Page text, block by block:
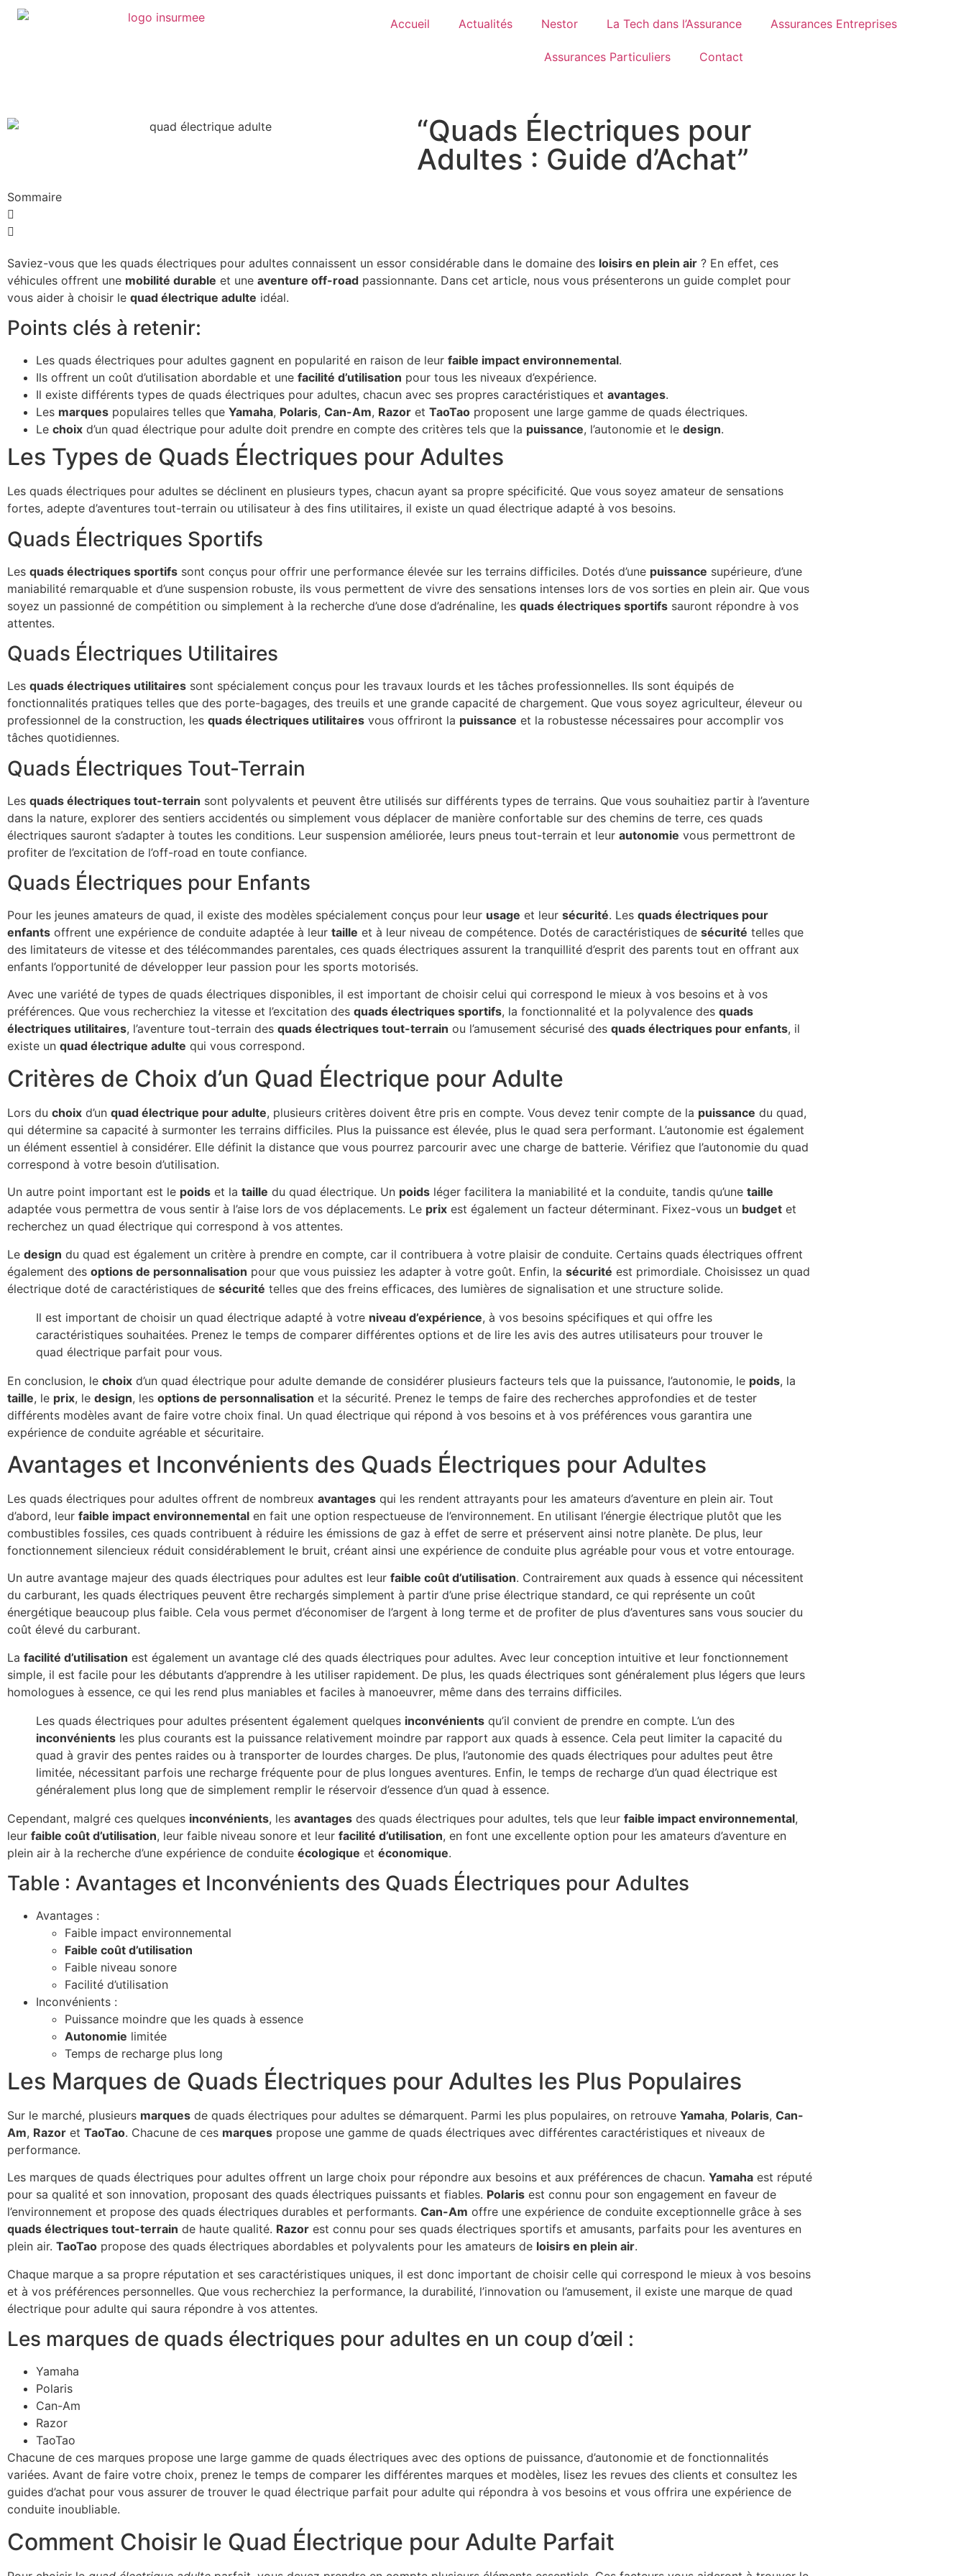
Accueil Actualités Nestor La Tech dans l’Assurance Assurances Entreprises
Assurances Particuliers Contact
“Quads Électriques pour
Adultes : Guide d’Achat”
Sommaire
Saviez-vous que les quads électriques pour adultes connaissent un essor considérable dans le domaine des loisirs en plein air ? En effet, ces
véhicules offrent une mobilité durable et une aventure off-road passionnante. Dans cet article, nous vous présenterons un guide complet pour
vous aider à choisir le quad électrique adulte idéal.
Points clés à retenir:
Les quads électriques pour adultes gagnent en popularité en raison de leur faible impact environnemental.
Ils offrent un coût d’utilisation abordable et une facilité d’utilisation pour tous les niveaux d’expérience.
Il existe différents types de quads électriques pour adultes, chacun avec ses propres caractéristiques et avantages.
Les marques populaires telles que Yamaha, Polaris, Can-Am, Razor et TaoTao proposent une large gamme de quads électriques.
Le choix d’un quad électrique pour adulte doit prendre en compte des critères tels que la puissance, l’autonomie et le design.
Les Types de Quads Électriques pour Adultes
Les quads électriques pour adultes se déclinent en plusieurs types, chacun ayant sa propre spécificité. Que vous soyez amateur de sensations
fortes, adepte d’aventures tout-terrain ou utilisateur à des fins utilitaires, il existe un quad électrique adapté à vos besoins.
Quads Électriques Sportifs
Les quads électriques sportifs sont conçus pour offrir une performance élevée sur les terrains difficiles. Dotés d’une puissance supérieure, d’une
maniabilité remarquable et d’une suspension robuste, ils vous permettent de vivre des sensations intenses lors de vos sorties en plein air. Que vous
soyez un passionné de compétition ou simplement à la recherche d’une dose d’adrénaline, les quads électriques sportifs sauront répondre à vos
attentes.
Quads Électriques Utilitaires
Les quads électriques utilitaires sont spécialement conçus pour les travaux lourds et les tâches professionnelles. Ils sont équipés de
fonctionnalités pratiques telles que des porte-bagages, des treuils et une grande capacité de chargement. Que vous soyez agriculteur, éleveur ou
professionnel de la construction, les quads électriques utilitaires vous offriront la puissance et la robustesse nécessaires pour accomplir vos
tâches quotidiennes.
Quads Électriques Tout-Terrain
Les quads électriques tout-terrain sont polyvalents et peuvent être utilisés sur différents types de terrains. Que vous souhaitiez partir à l’aventure
dans la nature, explorer des sentiers accidentés ou simplement vous déplacer de manière confortable sur des chemins de terre, ces quads
électriques sauront s’adapter à toutes les conditions. Leur suspension améliorée, leurs pneus tout-terrain et leur autonomie vous permettront de
profiter de l’excitation de l’off-road en toute confiance.
Quads Électriques pour Enfants
Pour les jeunes amateurs de quad, il existe des modèles spécialement conçus pour leur usage et leur sécurité. Les quads électriques pour
enfants offrent une expérience de conduite adaptée à leur taille et à leur niveau de compétence. Dotés de caractéristiques de sécurité telles que
des limitateurs de vitesse et des télécommandes parentales, ces quads électriques assurent la tranquillité d’esprit des parents tout en offrant aux
enfants l’opportunité de développer leur passion pour les sports motorisés.
Avec une variété de types de quads électriques disponibles, il est important de choisir celui qui correspond le mieux à vos besoins et à vos
préférences. Que vous recherchiez la vitesse et l’excitation des quads électriques sportifs, la fonctionnalité et la polyvalence des quads
électriques utilitaires, l’aventure tout-terrain des quads électriques tout-terrain ou l’amusement sécurisé des quads électriques pour enfants, il
existe un quad électrique adulte qui vous correspond.
Critères de Choix d’un Quad Électrique pour Adulte
Lors du choix d’un quad électrique pour adulte, plusieurs critères doivent être pris en compte. Vous devez tenir compte de la puissance du quad,
qui détermine sa capacité à surmonter les terrains difficiles. Plus la puissance est élevée, plus le quad sera performant. L’autonomie est également
un élément essentiel à considérer. Elle définit la distance que vous pourrez parcourir avec une charge de batterie. Vérifiez que l’autonomie du quad
correspond à votre besoin d’utilisation.
Un autre point important est le poids et la taille du quad électrique. Un poids léger facilitera la maniabilité et la conduite, tandis qu’une taille
adaptée vous permettra de vous sentir à l’aise lors de vos déplacements. Le prix est également un facteur déterminant. Fixez-vous un budget et
recherchez un quad électrique qui correspond à vos attentes.
Le design du quad est également un critère à prendre en compte, car il contribuera à votre plaisir de conduite. Certains quads électriques offrent
également des options de personnalisation pour que vous puissiez les adapter à votre goût. Enfin, la sécurité est primordiale. Choisissez un quad
électrique doté de caractéristiques de sécurité telles que des freins efficaces, des lumières de signalisation et une structure solide.
Il est important de choisir un quad électrique adapté à votre niveau d’expérience, à vos besoins spécifiques et qui offre les
caractéristiques souhaitées. Prenez le temps de comparer différentes options et de lire les avis des autres utilisateurs pour trouver le
quad électrique parfait pour vous.
En conclusion, le choix d’un quad électrique pour adulte demande de considérer plusieurs facteurs tels que la puissance, l’autonomie, le poids, la
taille, le prix, le design, les options de personnalisation et la sécurité. Prenez le temps de faire des recherches approfondies et de tester
différents modèles avant de faire votre choix final. Un quad électrique qui répond à vos besoins et à vos préférences vous garantira une
expérience de conduite agréable et sécuritaire.
Avantages et Inconvénients des Quads Électriques pour Adultes
Les quads électriques pour adultes offrent de nombreux avantages qui les rendent attrayants pour les amateurs d’aventure en plein air. Tout
d’abord, leur faible impact environnemental en fait une option respectueuse de l’environnement. En utilisant l’énergie électrique plutôt que les
combustibles fossiles, ces quads contribuent à réduire les émissions de gaz à effet de serre et préservent ainsi notre planète. De plus, leur
fonctionnement silencieux réduit considérablement le bruit, créant ainsi une expérience de conduite plus agréable pour vous et votre entourage.
Un autre avantage majeur des quads électriques pour adultes est leur faible coût d’utilisation. Contrairement aux quads à essence qui nécessitent
du carburant, les quads électriques peuvent être rechargés simplement à partir d’une prise électrique standard, ce qui représente un coût
énergétique beaucoup plus faible. Cela vous permet d’économiser de l’argent à long terme et de profiter de plus d’aventures sans vous soucier du
coût élevé du carburant.
La facilité d’utilisation est également un avantage clé des quads électriques pour adultes. Avec leur conception intuitive et leur fonctionnement
simple, il est facile pour les débutants d’apprendre à les utiliser rapidement. De plus, les quads électriques sont généralement plus légers que leurs
homologues à essence, ce qui les rend plus maniables et faciles à manoeuvrer, même dans des terrains difficiles.
Les quads électriques pour adultes présentent également quelques inconvénients qu’il convient de prendre en compte. L’un des
inconvénients les plus courants est la puissance relativement moindre par rapport aux quads à essence. Cela peut limiter la capacité du
quad à gravir des pentes raides ou à transporter de lourdes charges. De plus, l’autonomie des quads électriques pour adultes peut être
limitée, nécessitant parfois une recharge fréquente pour de plus longues aventures. Enfin, le temps de recharge d’un quad électrique est
généralement plus long que de simplement remplir le réservoir d’essence d’un quad à essence.
Cependant, malgré ces quelques inconvénients, les avantages des quads électriques pour adultes, tels que leur faible impact environnemental,
leur faible coût d’utilisation, leur faible niveau sonore et leur facilité d’utilisation, en font une excellente option pour les amateurs d’aventure en
plein air à la recherche d’une expérience de conduite écologique et économique.
Table : Avantages et Inconvénients des Quads Électriques pour Adultes
Avantages :
Faible impact environnemental
Faible coût d’utilisation
Faible niveau sonore
Facilité d’utilisation
Inconvénients :
Puissance moindre que les quads à essence
Autonomie limitée
Temps de recharge plus long
Les Marques de Quads Électriques pour Adultes les Plus Populaires
Sur le marché, plusieurs marques de quads électriques pour adultes se démarquent. Parmi les plus populaires, on retrouve Yamaha, Polaris, Can-
Am, Razor et TaoTao. Chacune de ces marques propose une gamme de quads électriques avec différentes caractéristiques et niveaux de
performance.
Les marques de quads électriques pour adultes offrent un large choix pour répondre aux besoins et aux préférences de chacun. Yamaha est réputé
pour sa qualité et son innovation, proposant des quads électriques puissants et fiables. Polaris est connu pour son engagement en faveur de
l’environnement et propose des quads électriques durables et performants. Can-Am offre une expérience de conduite exceptionnelle grâce à ses
quads électriques tout-terrain de haute qualité. Razor est connu pour ses quads électriques sportifs et amusants, parfaits pour les aventures en
plein air. TaoTao propose des quads électriques abordables et polyvalents pour les amateurs de loisirs en plein air.
Chaque marque a sa propre réputation et ses caractéristiques uniques, il est donc important de choisir celle qui correspond le mieux à vos besoins
et à vos préférences personnelles. Que vous recherchiez la performance, la durabilité, l’innovation ou l’amusement, il existe une marque de quad
électrique pour adulte qui saura répondre à vos attentes.
Les marques de quads électriques pour adultes en un coup d’œil :
Yamaha
Polaris
Can-Am
Razor
TaoTao
Chacune de ces marques propose une large gamme de quads électriques avec des options de puissance, d’autonomie et de fonctionnalités
variées. Avant de faire votre choix, prenez le temps de comparer les différentes marques et modèles, lisez les revues des clients et consultez les
guides d’achat pour vous assurer de trouver le quad électrique parfait pour adulte qui répondra à vos besoins et vous offrira une expérience de
conduite inoubliable.
Comment Choisir le Quad Électrique pour Adulte Parfait